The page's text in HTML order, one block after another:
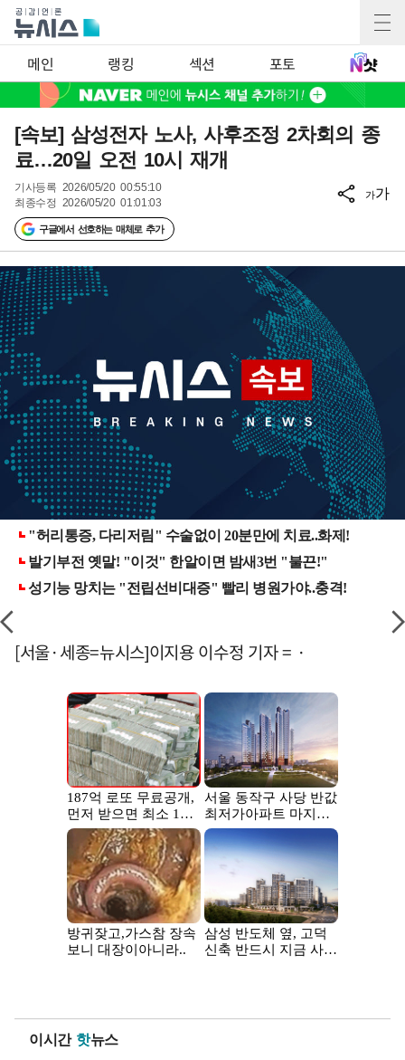
메인 랭킹 섹션 포토
[속보] 삼성전자 노사, 사후조정 2차회의 종
료…20일 오전 10시 재개
기사등록 2026/05/20 00:55:10
최종수정 2026/05/20 01:01:03
구글에서 선호하는 매체로 추가
가가
[서울·세종=뉴시스]이지용 이수정 기자 = ·
이시간 핫뉴스